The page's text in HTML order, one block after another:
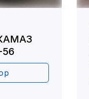
56